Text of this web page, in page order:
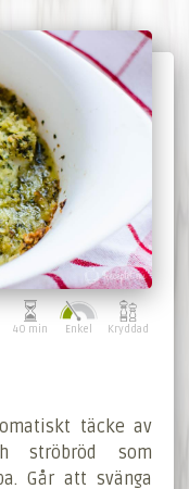
40 min Enkel Kryddad
täcke av
ströbröd som
Går att svänga